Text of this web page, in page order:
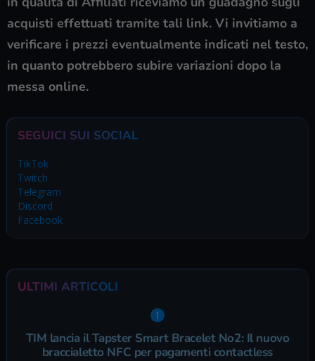
acquisti effettuati tramite tali link. Vi invitiamo a
verificare i prezzi eventualmente indicati nel testo,
in quanto potrebbero subire variazioni dopo la
messa online.
SEGUICI SUI SOCIAL
TikTok
Twitch
Telegram
Discord
Facebook
ULTIMI ARTICOLI
TIM lancia il Tapster Smart Bracelet No2: Il nuovo
braccialetto NFC per pagamenti contactless